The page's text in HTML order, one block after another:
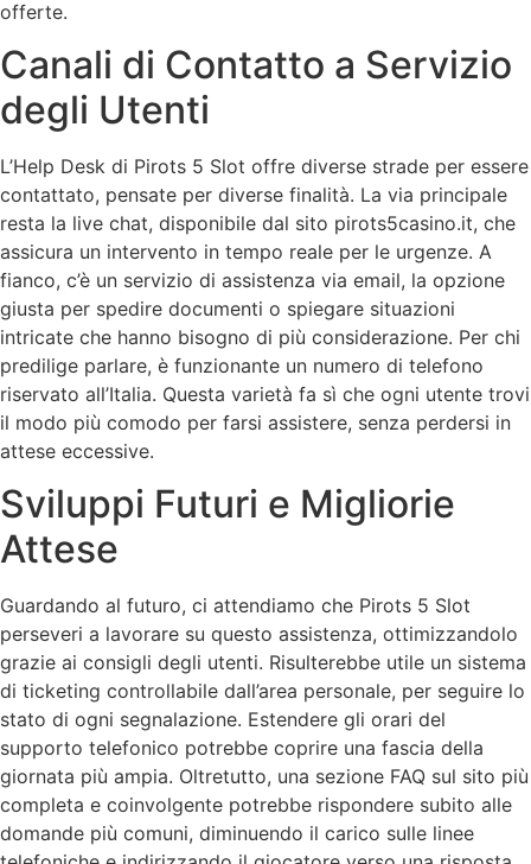
offerte.
Canali di Contatto a Servizio
degli Utenti
L’Help Desk di Pirots 5 Slot offre diverse strade per essere
contattato, pensate per diverse finalità. La via principale
resta la live chat, disponibile dal sito pirots5casino.it, che
assicura un intervento in tempo reale per le urgenze. A
fianco, c’è un servizio di assistenza via email, la opzione
giusta per spedire documenti o spiegare situazioni
intricate che hanno bisogno di più considerazione. Per chi
predilige parlare, è funzionante un numero di telefono
riservato all’Italia. Questa varietà fa sì che ogni utente trovi
il modo più comodo per farsi assistere, senza perdersi in
attese eccessive.
Sviluppi Futuri e Migliorie
Attese
Guardando al futuro, ci attendiamo che Pirots 5 Slot
perseveri a lavorare su questo assistenza, ottimizzandolo
grazie ai consigli degli utenti. Risulterebbe utile un sistema
di ticketing controllabile dall’area personale, per seguire lo
stato di ogni segnalazione. Estendere gli orari del
supporto telefonico potrebbe coprire una fascia della
giornata più ampia. Oltretutto, una sezione FAQ sul sito più
completa e coinvolgente potrebbe rispondere subito alle
domande più comuni, diminuendo il carico sulle linee